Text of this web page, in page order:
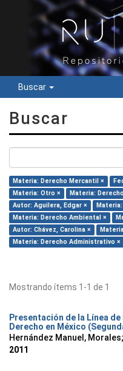
Buscar
Buscar
Materia: Derecho Mercantil ×
Materia: Otro ×
Materia:
Autor: Aguilera, Edgar ×
Materia:
Materia: Derecho Ambiental ×
Autor: Chávez, Carolina ×
Materia: Derecho Administrativo ×
Mostrando ítems 1-1 de 1
Presentación de la Línea
Derecho en México
Hernández Manuel, Morales;
2011